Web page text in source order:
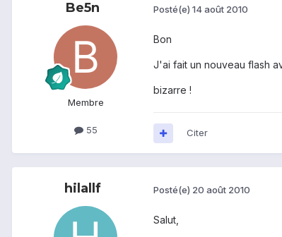
Be5n
Membre
55
Posté(e) 14 août 2010
Bon
J'ai fait un nouveau flash
bizarre !
Citer
hilallf Posté(e) 20 août 2010
Salut,